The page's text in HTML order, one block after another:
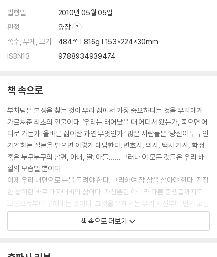
발행일
2010년 05월 05일
판형
양장
쪽수, 무게, 크기
484쪽 | 816g | 153*224*30mm
ISBN13
9788934939474
책 속으로
부처님은 본성을 찾는 것이 우리 삶에서 가장 중요하다는 것을 우리에게
가르쳐준 최초의 인물이다. ‘우리는 태어났을 때 어디서 왔는가, 죽으면 어
디로 가는가. 올바른 삶이란 과연 무엇인가.’ 많은 사람들은 ‘당신이 누구인
가?’ 하는 질문을 받으면 이렇게 대답한다. 변호사, 의사, 택시 기사, 학생
혹은 누구누구의 남편, 아내, 딸, 아들…… 그러나 이 모든 것들은 우리 바
깥의 모습일 뿐이다.
이제 우리 내면으로 눈을 돌려야 한다. 그리하여 참 삶을 살아야 한다. 진정
한 삶이란 바로 대자대비의 삶이다. 자신뿐만 아니라 다른 중생들까지도
고통으로부터 구해내는 것이다. 그것을 위해서는 우리 자신부터 먼저 고통
에서 벗어나야 한다. 이것이 우리가 본성을 찾아야 하는 이유이다.
죽기 전에 우리는 그것을 알아야 한다. 그렇다면 우리의 삶은 올바른 삶이
책 속으로 더보기